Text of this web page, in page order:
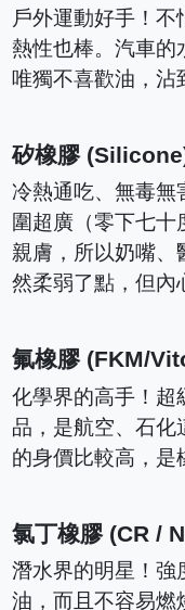
戶外運動好手！
熱性也棒。汽車的
唯獨不喜歡油，沾
矽橡膠
冷熱通吃、無毒無
圍超廣（零下七十
親膚，所以奶嘴、
然柔弱了點，但內
氟橡膠 (FKM/
化學界的高手！超
品，是航空、石化
的身價比較高，是
氯丁橡膠 (CR /
潛水界的明星！強
油，而且不容易燃